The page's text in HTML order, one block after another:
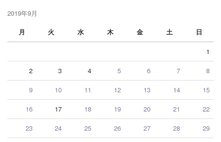
2019年9月
月
火 水 木 金 土 日
1
2 3 4 5 6 7 8
9 10 11 12 13 14 15
16 17 18 19 20 21 22
23 24 25 26 27 28 29